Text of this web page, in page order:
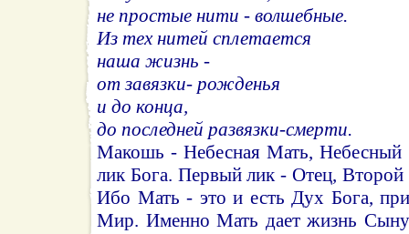
не простые нити - волшебные.
Из тех нитей сплетается
наша жизнь -
от завязки- рожденья
и до конца,
до последней развязки-смерти.
Макошь - Небесная Мать, Небесный
лик Бога. Первый лик - Отец,
Ибо Мать - это и есть Дух Бога,
Мир. Именно Мать дает жизнь